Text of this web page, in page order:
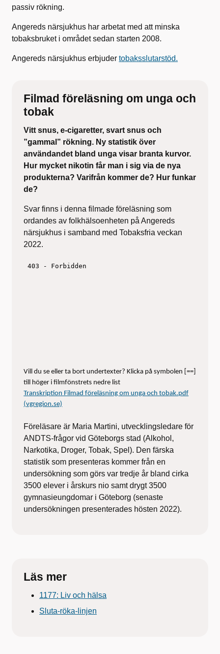
passiv rökning.
Angereds närsjukhus har arbetat med att minska
tobaksbruket i området sedan starten 2008.
Angereds närsjukhus erbjuder tobaksslutarstöd.
Filmad föreläsning om unga och
tobak
Vitt snus, e-cigaretter, svart snus och
”gammal” rökning. Ny statistik över
användandet bland unga visar branta kurvor.
Hur mycket nikotin får man i sig via de nya
produkterna? Varifrån kommer de? Hur funkar
de?
Svar finns i denna filmade föreläsning som
ordandes av folkhälsoenheten på Angereds
närsjukhus i samband med Tobaksfria veckan
2022.
Vill du se eller ta bort undertexter? Klicka på symbolen [==]
till höger i filmfönstrets nedre list
Transkription Filmad föreläsning om unga och tobak.pdf
(vgregion.se)
Föreläsare är Maria Martini, utvecklingsledare för
ANDTS-frågor vid Göteborgs stad (Alkohol,
Narkotika, Droger, Tobak, Spel). Den färska
statistik som presenteras kommer från en
undersökning som görs var tredje år bland cirka
3500 elever i årskurs nio samt drygt 3500
gymnasieungdomar i Göteborg (senaste
undersökningen presenterades hösten 2022).
Läs mer
1177: Liv och hälsa
Sluta-röka-linjen